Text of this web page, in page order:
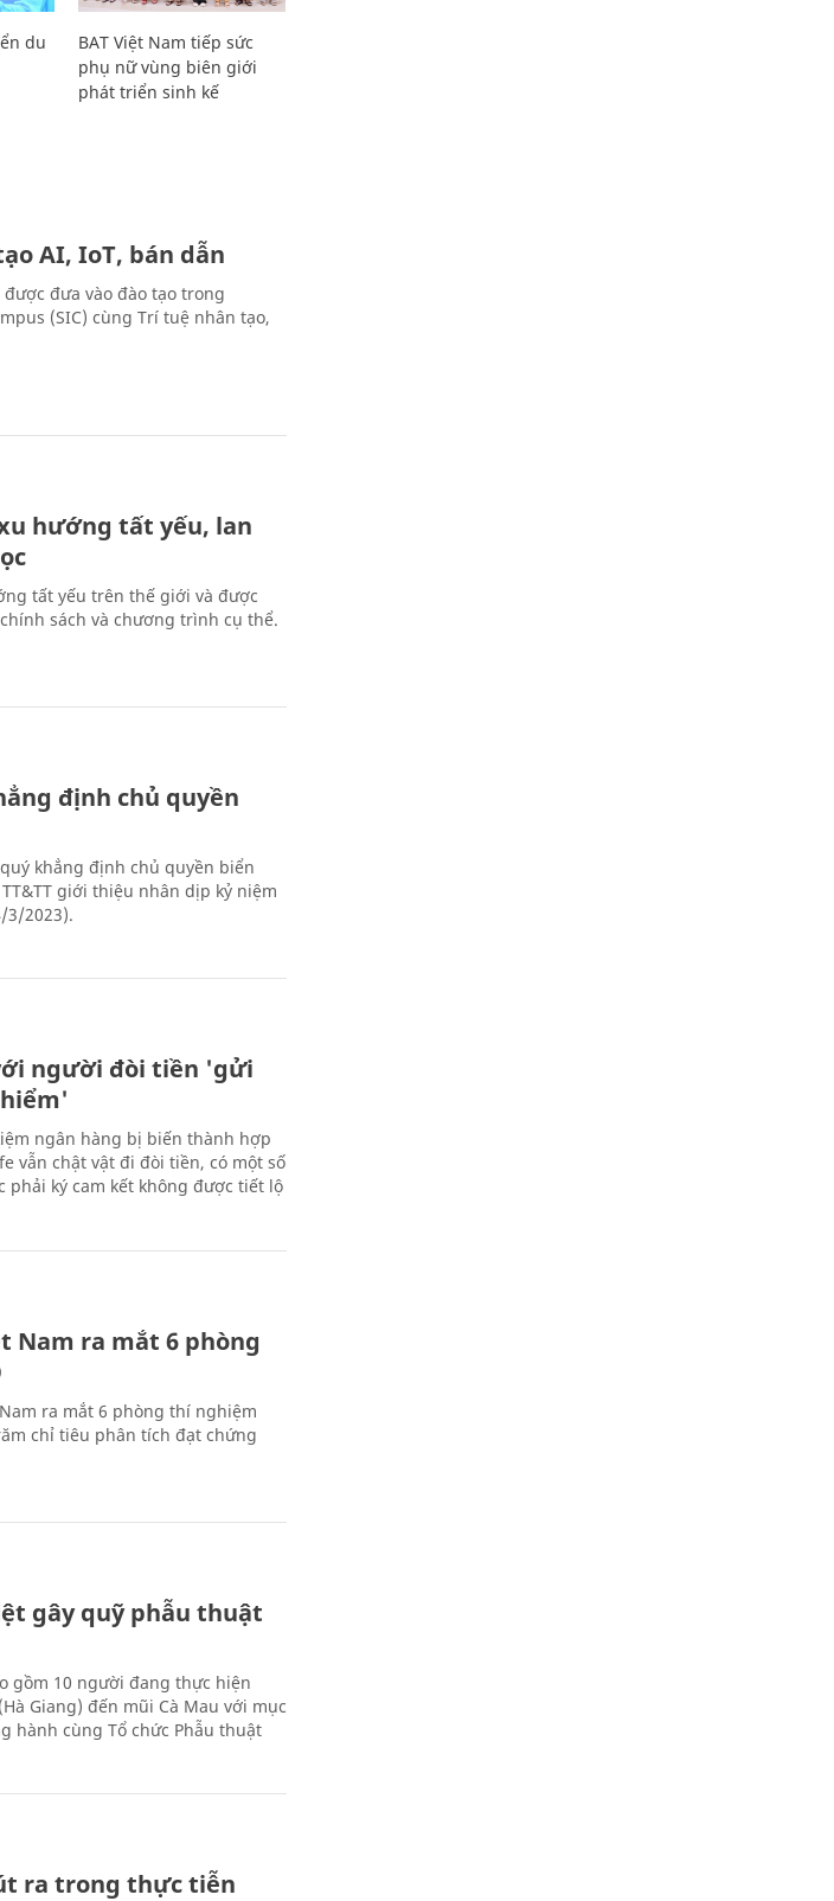
du
BAT Việt Nam tiếp sức
phụ nữ vùng biên giới
phát triển sinh kế
AI, IoT, bán dẫn
đưa vào đào tạo trong
(SIC) cùng Trí tuệ nhân tạo,
hướng tất yếu, lan
tất yếu trên thế giới và được
sách và chương trình cụ thể.
định chủ quyền
khẳng định chủ quyền biển
giới thiệu nhân dịp kỷ niệm
3/2023).
người đòi tiền 'gửi
ngân hàng bị biến thành hợp
vẫn chật vật đi đòi tiền, có một số
ký cam kết không được tiết lộ
Nam ra mắt 6 phòng
ra mắt 6 phòng thí nghiệm
chỉ tiêu phân tích đạt chứng
gây quỹ phẫu thuật
gồm 10 người đang thực hiện
Giang) đến mũi Cà Mau với mục
hành cùng Tổ chức Phẫu thuật
ra trong thực tiễn